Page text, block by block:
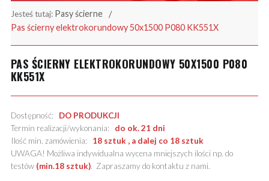
Jesteś tutaj: Pasy ścierne
Pas ścierny elektrokorundowy 50x1500 P080 KK551X
PAS ŚCIERNY ELEKTROKORUNDOWY 50X1500 P080
KK551X
Dostępność: DO PRODUKCJI
Termin realizacji/wykonania: do ok. 21 dni
Ilość min. zamówienia: 18 sztuk , a dalej co 18 sztuk
UWAGA! Możliwa indywidualna wycena mniejszych ilości np. do
testów (min.18 sztuk). Zapraszamy do kontaktu z nami.